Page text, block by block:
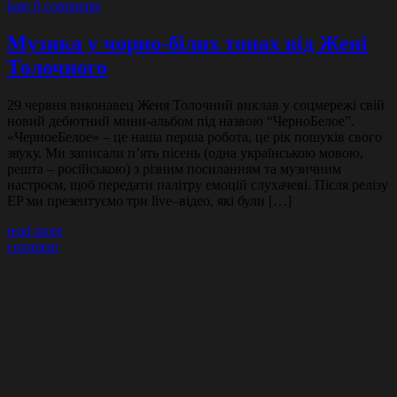
kate 0 comments
Музика у чорно-білих тонах від Жені
Толочного
29 червня виконавец Женя Толочний виклав у соцмережі свій
новий дебютний мини-альбом під назвою “ЧерноБелое”.
«ЧерноеБелое» – це наша перша робота, це рік пошуків свого
звуку. Ми записали п’ять пісень (одна українською мовою,
решта – російською) з різним посиланням та музичним
настроєм, щоб передати палітру емоцій слухачеві. Після релізу
EP ми презентуємо три live–відео, які були […]
read more
comment